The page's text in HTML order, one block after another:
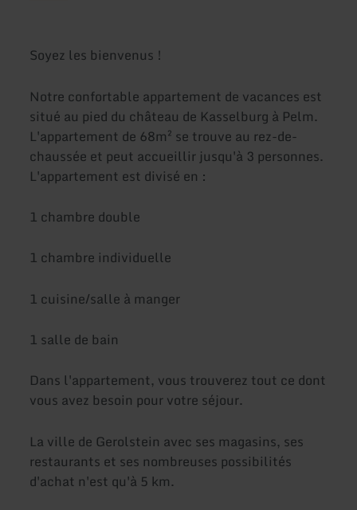
Soyez les bienvenus !
Notre confortable appartement de vacances est
situé au pied du château de Kasselburg à Pelm.
L'appartement de 68m² se trouve au rez-de-
chaussée et peut accueillir jusqu'à 3 personnes.
L'appartement est divisé en :
1 chambre double
1 chambre individuelle
1 cuisine/salle à manger
1 salle de bain
Dans l'appartement, vous trouverez tout ce dont
vous avez besoin pour votre séjour.
La ville de Gerolstein avec ses magasins, ses
restaurants et ses nombreuses possibilités
d'achat n'est qu'à 5 km.